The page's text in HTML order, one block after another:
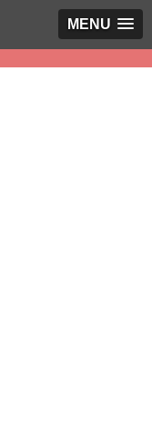
MENU